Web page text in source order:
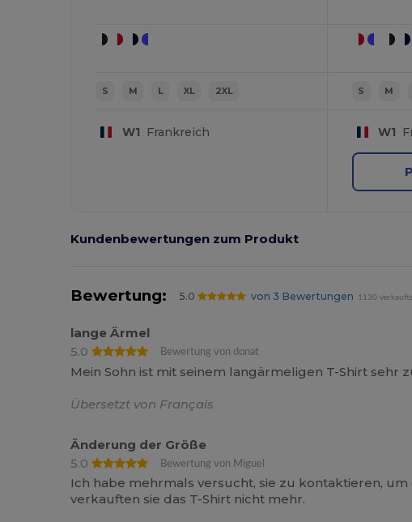
S M L XL 2XL
W1 Frankreich
S M
W1
Kundenbewertungen zum Produkt
Bewertung: 5.0 von 3 Bewertungen 1130
lange Ärmel
5.0
Bewertung von donat
Mein Sohn ist mit seinem langärmeligen T-Shirt sehr
Übersetzt von Français
Änderung der Größe
5.0
Bewertung von Miguel
Ich habe mehrmals versucht, sie zu kontaktieren,
verkauften sie das T-Shirt nicht mehr.